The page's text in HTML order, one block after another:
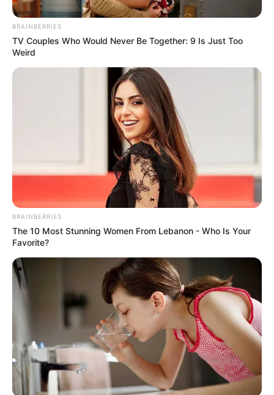
BRAINBERRIES
TV Couples Who Would Never Be Together: 9 Is Just Too
Weird
BRAINBERRIES
The 10 Most Stunning Women From Lebanon - Who Is Your
Favorite?